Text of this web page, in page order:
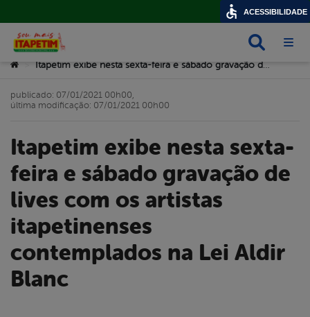
Você está aqui: Itapetim exibe nesta sexta-feira e sábado gravação de lives com os artistas itapetinenses contemplados na Lei Aldir Blanc
Itapetim exibe nesta sexta-
feira e sábado gravação de
lives com os artistas
itapetinenses
contemplados na Lei Aldir
Blanc
publicado: 07/01/2021 00h00,
última modificação: 07/01/2021 00h00
ACESSIBILIDADE